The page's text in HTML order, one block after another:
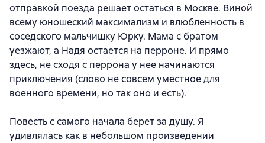
отправкой поезда решает остаться в Москве. Виной
всему юношеский максимализм и влюбленность в
соседского мальчишку Юрку. Мама с братом
уезжают, а Надя остается на перроне. И прямо
здесь, не сходя с перрона у нее начинаются
приключения (слово не совсем уместное для
военного времени, но так оно и есть).
Повесть с самого начала берет за душу. Я
удивлялась как в небольшом произведении